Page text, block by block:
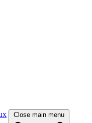
Close main menu